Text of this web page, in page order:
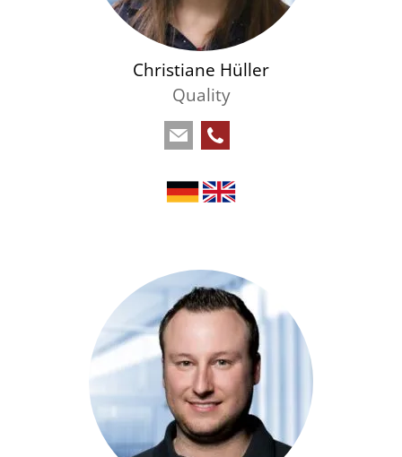
Christiane Hüller
Quality